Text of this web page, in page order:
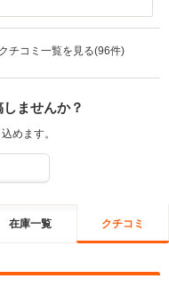
コミ一覧を見る(96件)
ませんか？
めます。
在庫一覧 クチコミ